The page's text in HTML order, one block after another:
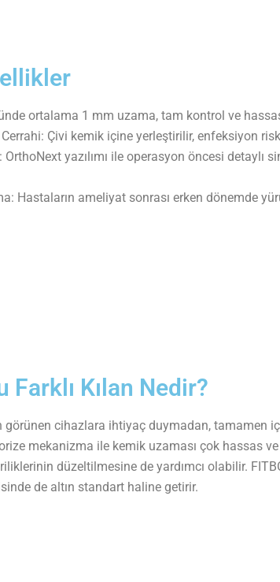
ortalama 1 mm uzama, tam kontrol ve
Çivi kemik içine yerleştirilir, enfeksiyon
yazılımı ile operasyon öncesi detaylı
Hastaların ameliyat sonrası erken dönemde
Farklı Kılan Nedir?
görünen cihazlara ihtiyaç duymadan, tamamen
mekanizma ile kemik uzaması çok hassas
düzeltilmesine de yardımcı olabilir.
de altın standart haline getirir.